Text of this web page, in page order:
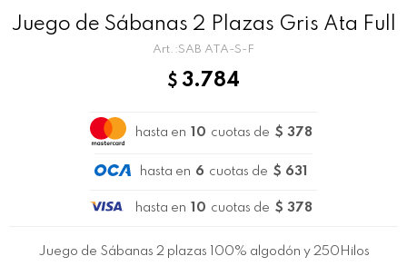
Juego de Sábanas 2 Plazas Gris Ata Full
SAB ATA-S-F
$ 3.784
hasta en 10 cuotas de $ 378
hasta en 6 cuotas de $ 631
hasta en 10 cuotas de $ 378
Juego de Sábanas 2 plazas 100% algodón y 250Hilos